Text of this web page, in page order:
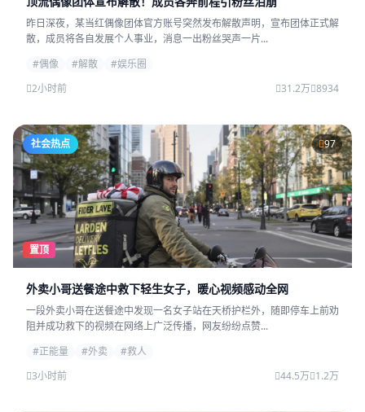
昨日深夜，某当红偶像团体官方账号突然发布解散声明，宣布团体正式解
散，成员将各自发展个人事业，消息一出粉丝哭声一片...
#偶像
#解散
#娱乐圈
2小时前
31.2万 8934
社会热点 97
置顶
外卖小哥送餐途中救下轻生女子，暖心视频感动全网
一段外卖小哥在送餐途中发现一名女子站在天桥护栏外，随即停车上前劝
阻并成功救下的视频在网络上广泛传播，网友纷纷点赞...
#正能量
#外卖
#救人
3小时前
44.5万 1.2万